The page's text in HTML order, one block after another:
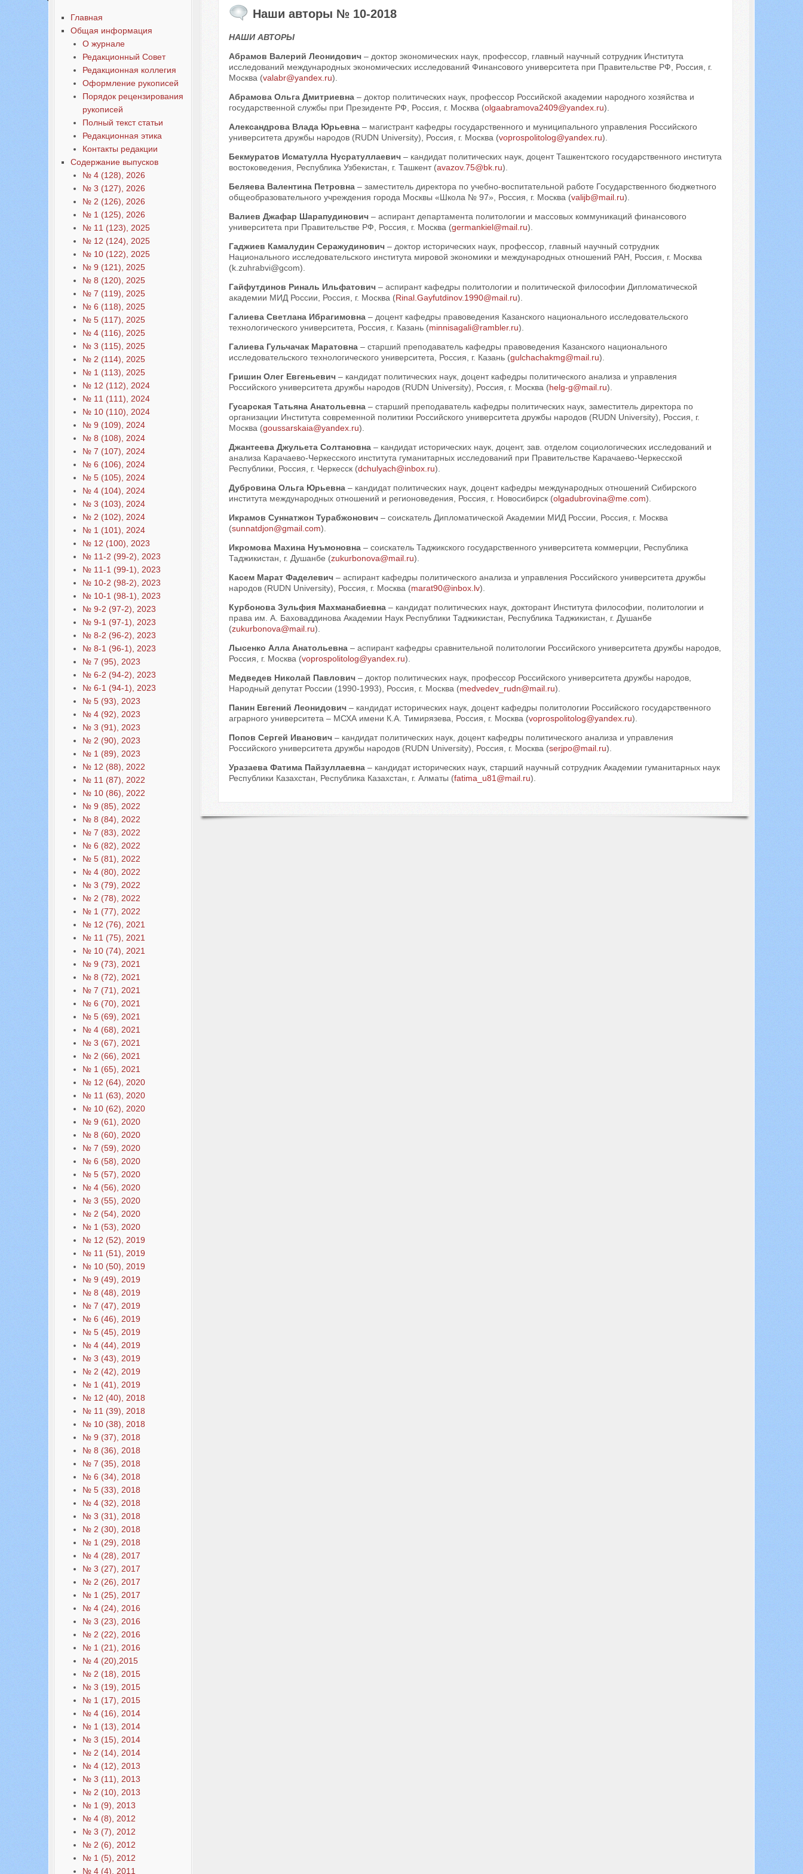
Главная
Общая информация
О журнале
Редакционный Совет
Редакционная коллегия
Оформление рукописей
Порядок рецензирования
рукописей
Полный текст статьи
Редакционная этика
Контакты редакции
Содержание выпусков
№ 4 (128), 2026
№ 3 (127), 2026
№ 2 (126), 2026
№ 1 (125), 2026
№ 11 (123), 2025
№ 12 (124), 2025
№ 10 (122), 2025
№ 9 (121), 2025
№ 8 (120), 2025
№ 7 (119), 2025
№ 6 (118), 2025
№ 5 (117), 2025
№ 4 (116), 2025
№ 3 (115), 2025
№ 2 (114), 2025
№ 1 (113), 2025
№ 12 (112), 2024
№ 11 (111), 2024
№ 10 (110), 2024
№ 9 (109), 2024
№ 8 (108), 2024
№ 7 (107), 2024
№ 6 (106), 2024
№ 5 (105), 2024
№ 4 (104), 2024
№ 3 (103), 2024
№ 2 (102), 2024
№ 1 (101), 2024
№ 12 (100), 2023
№ 11-2 (99-2), 2023
№ 11-1 (99-1), 2023
№ 10-2 (98-2), 2023
№ 10-1 (98-1), 2023
№ 9-2 (97-2), 2023
№ 9-1 (97-1), 2023
№ 8-2 (96-2), 2023
№ 8-1 (96-1), 2023
№ 7 (95), 2023
№ 6-2 (94-2), 2023
№ 6-1 (94-1), 2023
№ 5 (93), 2023
№ 4 (92), 2023
№ 3 (91), 2023
№ 2 (90), 2023
№ 1 (89), 2023
№ 12 (88), 2022
№ 11 (87), 2022
№ 10 (86), 2022
№ 9 (85), 2022
№ 8 (84), 2022
№ 7 (83), 2022
№ 6 (82), 2022
№ 5 (81), 2022
№ 4 (80), 2022
№ 3 (79), 2022
№ 2 (78), 2022
№ 1 (77), 2022
№ 12 (76), 2021
№ 11 (75), 2021
№ 10 (74), 2021
№ 9 (73), 2021
№ 8 (72), 2021
№ 7 (71), 2021
№ 6 (70), 2021
№ 5 (69), 2021
№ 4 (68), 2021
№ 3 (67), 2021
№ 2 (66), 2021
№ 1 (65), 2021
№ 12 (64), 2020
№ 11 (63), 2020
№ 10 (62), 2020
№ 9 (61), 2020
№ 8 (60), 2020
№ 7 (59), 2020
№ 6 (58), 2020
№ 5 (57), 2020
№ 4 (56), 2020
№ 3 (55), 2020
№ 2 (54), 2020
№ 1 (53), 2020
№ 12 (52), 2019
№ 11 (51), 2019
№ 10 (50), 2019
№ 9 (49), 2019
№ 8 (48), 2019
№ 7 (47), 2019
№ 6 (46), 2019
№ 5 (45), 2019
№ 4 (44), 2019
№ 3 (43), 2019
№ 2 (42), 2019
№ 1 (41), 2019
№ 12 (40), 2018
№ 11 (39), 2018
№ 10 (38), 2018
№ 9 (37), 2018
№ 8 (36), 2018
№ 7 (35), 2018
№ 6 (34), 2018
№ 5 (33), 2018
№ 4 (32), 2018
№ 3 (31), 2018
№ 2 (30), 2018
№ 1 (29), 2018
№ 4 (28), 2017
№ 3 (27), 2017
№ 2 (26), 2017
№ 1 (25), 2017
№ 4 (24), 2016
№ 3 (23), 2016
№ 2 (22), 2016
№ 1 (21), 2016
№ 4 (20),2015
№ 2 (18), 2015
№ 3 (19), 2015
№ 1 (17), 2015
№ 4 (16), 2014
№ 1 (13), 2014
№ 3 (15), 2014
№ 2 (14), 2014
№ 4 (12), 2013
№ 3 (11), 2013
№ 2 (10), 2013
№ 1 (9), 2013
№ 4 (8), 2012
№ 3 (7), 2012
№ 2 (6), 2012
№ 1 (5), 2012
№ 4 (4), 2011
Наши авторы № 10-2018
НАШИ АВТОРЫ
Абрамов Валерий Леонидович – доктор экономических наук, профессор, главный научный сотрудник Института
исследований международных экономических исследований Финансового университета при Правительстве РФ, Россия, г.
Москва (valabr@yandex.ru).
Абрамова Ольга Дмитриевна – доктор политических наук, профессор Российской академии народного хозяйства и
государственной службы при Президенте РФ, Россия, г. Москва (olgaabramova2409@yandex.ru).
Александрова Влада Юрьевна – магистрант кафедры государственного и муниципального управления Российского
университета дружбы народов (RUDN University), Россия, г. Москва (voprospolitolog@yandex.ru).
Бекмуратов Исматулла Нусратуллаевич – кандидат политических наук, доцент Ташкентского государственного института
востоковедения, Республика Узбекистан, г. Ташкент (avazov.75@bk.ru).
Беляева Валентина Петровна – заместитель директора по учебно-воспитательной работе Государственного бюджетного
общеобразовательного учреждения города Москвы «Школа № 97», Россия, г. Москва (valijb@mail.ru).
Валиев Джафар Шарапудинович – аспирант департамента политологии и массовых коммуникаций финансового
университета при Правительстве РФ, Россия, г. Москва (germankiel@mail.ru).
Гаджиев Камалудин Серажудинович – доктор исторических наук, профессор, главный научный сотрудник
Национального исследовательского института мировой экономики и международных отношений РАН, Россия, г. Москва
(k.zuhrabvi@gcom).
Гайфутдинов Риналь Ильфатович – аспирант кафедры политологии и политической философии Дипломатической
академии МИД России, Россия, г. Москва (Rinal.Gayfutdinov.1990@mail.ru).
Галиева Светлана Ибрагимовна – доцент кафедры правоведения Казанского национального исследовательского
технологического университета, Россия, г. Казань (minnisagali@rambler.ru).
Галиева Гульчачак Маратовна – старший преподаватель кафедры правоведения Казанского национального
исследовательского технологического университета, Россия, г. Казань (gulchachakmg@mail.ru).
Гришин Олег Евгеньевич – кандидат политических наук, доцент кафедры политического анализа и управления
Российского университета дружбы народов (RUDN University), Россия, г. Москва (helg-g@mail.ru).
Гусарская Татьяна Анатольевна – старший преподаватель кафедры политических наук, заместитель директора по
организации Института современной политики Российского университета дружбы народов (RUDN University), Россия, г.
Москва (goussarskaia@yandex.ru).
Джантеева Джульета Солтановна – кандидат исторических наук, доцент, зав. отделом социологических исследований и
анализа Карачаево-Черкесского института гуманитарных исследований при Правительстве Карачаево-Черкесской
Республики, Россия, г. Черкесск (dchulyach@inbox.ru).
Дубровина Ольга Юрьевна– кандидат политических наук, доцент кафедры международных отношений Сибирского
института международных отношений и регионоведения, Россия, г. Новосибирск (olgadubrovina@me.com).
Икрамов Суннатжон Турабжонович – соискатель Дипломатической Академии МИД России, Россия, г. Москва
(sunnatdjon@gmail.com).
Икромова Махина Нуъмоновна – соискатель Таджикского государственного университета коммерции, Республика
Таджикистан, г. Душанбе (zukurbonova@mail.ru).
Касем Марат Фаделевич – аспирант кафедры политического анализа и управления Российского университета дружбы
народов (RUDN University), Россия, г. Москва (marat90@inbox.lv).
Курбонова Зульфия Махманабиевна – кандидат политических наук, докторант Института философии, политологии и
права им. А. Баховаддинова Академии Наук Республики Таджикистан, Республика Таджикистан, г. Душанбе
(zukurbonova@mail.ru).
Лысенко Алла Анатольевна – аспирант кафедры сравнительной политологии Российского университета дружбы народов,
Россия, г. Москва (voprospolitolog@yandex.ru).
Медведев Николай Павлович – доктор политических наук, профессор Российского университета дружбы народов,
Народный депутат России (1990-1993), Россия, г. Москва (medvedev_rudn@mail.ru).
Панин Евгений Леонидович – кандидат исторических наук, доцент кафедры политологии Российского государственного
аграрного университета – МСХА имени К.А. Тимирязева, Россия, г. Москва (voprospolitolog@yandex.ru).
Попов Сергей Иванович – кандидат политических наук, доцент кафедры политического анализа и управления
Российского университета дружбы народов (RUDN University), Россия, г. Москва (serjpo@mail.ru).
Уразаева Фатима Пайзуллаевна– кандидат исторических наук, старший научный сотрудник Академии гуманитарных наук
Республики Казахстан, Республика Казахстан, г. Алматы (fatima_u81@mail.ru).